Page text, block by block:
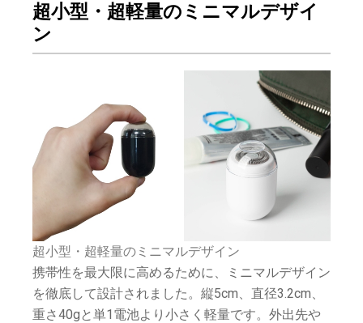
超小型・超軽量のミニマルデザイ
ン
超小型・超軽量のミニマルデザイン
携帯性を最大限に高めるために、ミニマルデザイン
を徹底して設計されました。縦5cm、直径3.2cm、
重さ40gと単1電池より小さく軽量です。外出先や